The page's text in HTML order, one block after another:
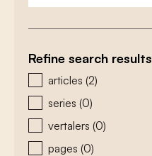
Refine search results
zoeken - type
articles (2)
series (0)
vertalers (0)
pages (0)